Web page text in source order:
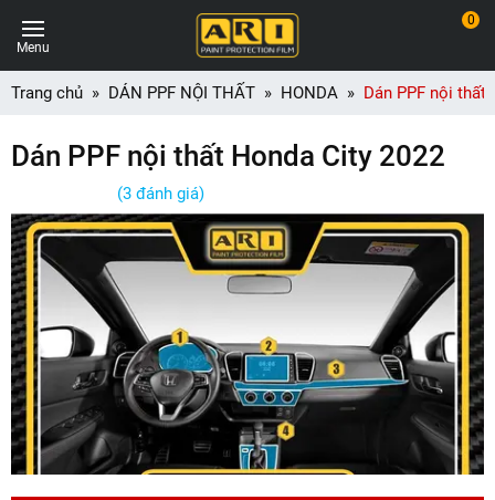
Menu
0
Trang chủ DÁN PPF NỘI THẤT HONDA Dán PPF nội thất
Dán PPF nội thất Honda City 2022
(3 đánh giá)